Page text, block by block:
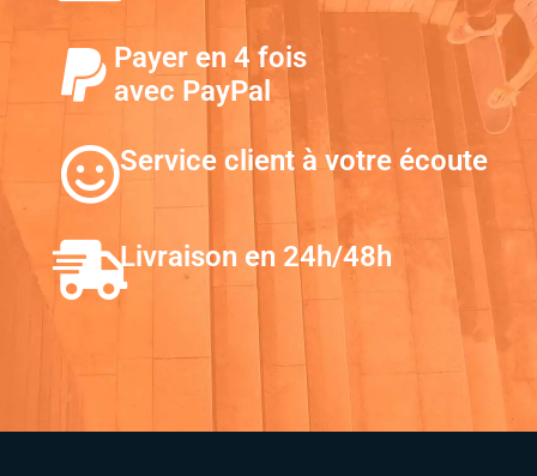
Payer en 4 fois
avec PayPal
Service client à votre écoute
Livraison en 24h/48h